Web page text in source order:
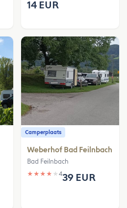
14 EUR
Camperplaats
Weberhof Bad Feilnbach
Bad Feilnbach
★ ★ ★ ★ ★ 439 EUR